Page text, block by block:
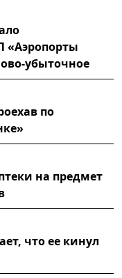
«Аэропорты
убыточное
по
на предмет
что ее кинул